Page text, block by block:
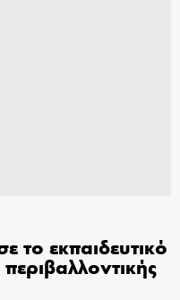
το εκπαιδευτικό